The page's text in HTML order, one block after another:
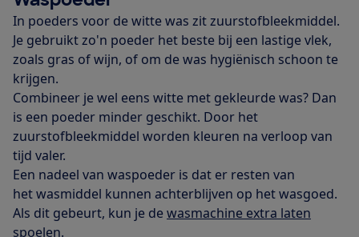
In poeders voor de witte was zit zuurstofbleekmiddel.
Je gebruikt zo'n poeder het beste bij een lastige vlek,
zoals gras of wijn, of om de was hygiënisch schoon te
krijgen.
Combineer je wel eens witte met gekleurde was? Dan
is een poeder minder geschikt. Door het
zuurstofbleekmiddel worden kleuren na verloop van
tijd valer.
Een nadeel van waspoeder is dat er resten van
het wasmiddel kunnen achterblijven op het wasgoed.
Als dit gebeurt, kun je dewasmachine extra laten
spoelen.